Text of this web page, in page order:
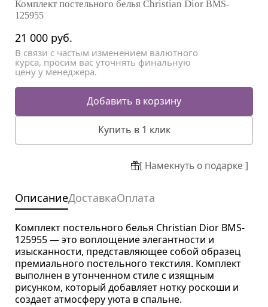
Комплект постельного белья Christian Dior BMS-
125955
21 000 руб.
В связи с частым изменением валютного
курса, просим вас уточнять финальную
цену у менеджера.
Добавить в корзину
Купить в 1 клик
[ Намекнуть о подарке ]
ОписаниеДоставкаОплата
Комплект постельного белья Christian Dior BMS-
125955 — это воплощение элегантности и
изысканности, представляющее собой образец
премиального постельного текстиля. Комплект
выполнен в утонченном стиле с изящным
рисунком, который добавляет нотку роскоши и
создает атмосферу уюта в спальне.